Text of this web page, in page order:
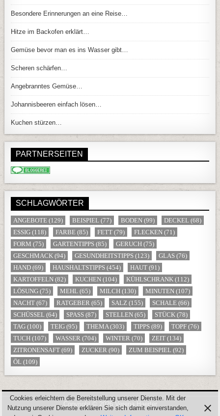
Besondere Erinnerungen an eine Reise…
Hitze im Backofen erklärt…
Gemüse bevor man es ins Wasser gibt…
Scheren schärfen…
Angebranntes Gemüse…
Johannisbeeren einfach lösen…
Kuchen stürzen…
PARTNERSEITEN
SCHLAGWÖRTER
ANGEBOTE (129) BEISPIEL (77) BODEN (99) DECKEL (68)
ESSIG (118) FARBE (85) FETT (79) FLECKEN (71)
FORM (75) GARTENTIPPS (85) GERUCH (75)
GESCHMACK (94) GESUNDHEITSTIPPS (123) GLAS (76)
HAND (69) HAUSHALTSTIPPS (454) HAUT (91)
KARTOFFELN (82) KUCHEN (104) KÜHLSCHRANK (112)
LÖSUNG (75) MEHL (65) MILCH (130) MINUTEN (107)
NACHT (67) RATGEBER (65) SALZ (155) SCHALE (66)
SCHÜSSEL (64) SPASS (87) STELLEN (65) STÜCK (78)
TAG (100) TEIG (95) THEMA(303) TIPPS (89) TOPF (76)
TUCH (107) WASSER (704) WINTER (70) ZEIT (134)
ZITRONENSAFT (69) ZUCKER (90) ZUM BEISPIEL (92)
ÖL (109)
Copyright © 2026 Verena Haerter
Cookies erleichtern die Bereitstellung unserer Dienste. Mit der
Nutzung unserer Dienste erklären Sie sich damit einverstanden,